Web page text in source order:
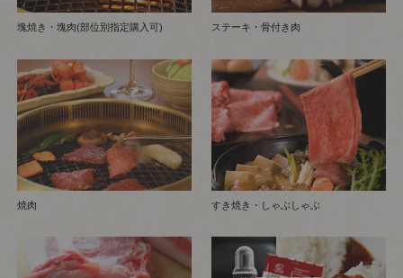
塊焼き・塊肉(部位別指定購入可) ステーキ・骨付き肉
焼肉 すき焼き・しゃぶしゃぶ